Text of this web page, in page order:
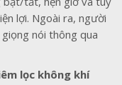
lợi. Ngoài ra, người
nói thông qua
lọc không khí